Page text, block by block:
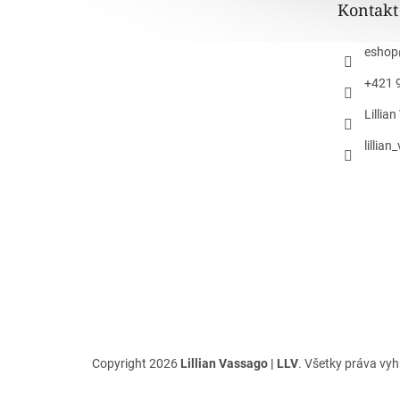
Kontakt
eshop
+421
Lillian
Copyright 2026 Lillian Vassago | LLV. Všetky práva